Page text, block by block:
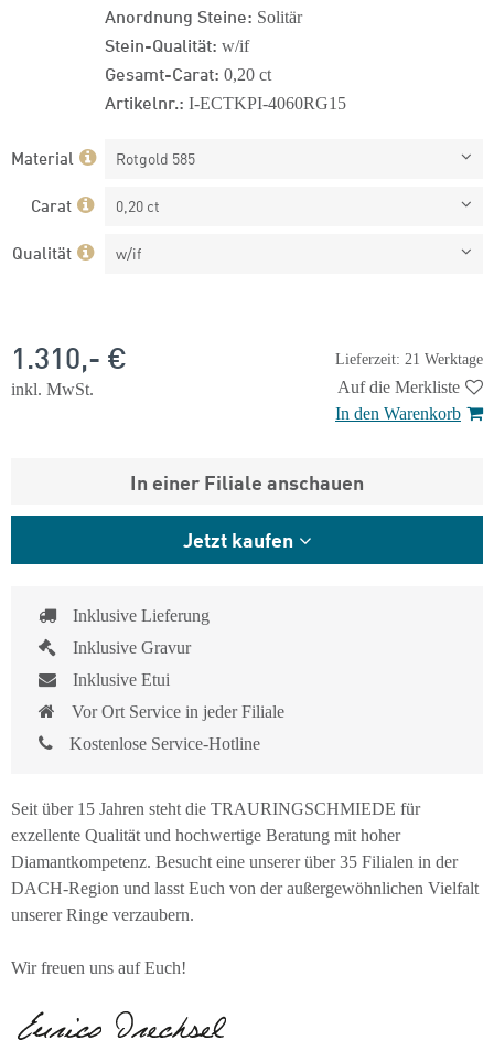
Anordnung Steine: Solitär
Stein-Qualität: w/if
Gesamt-Carat: 0,20 ct
Artikelnr.: I-ECTKPI-4060RG15
Material Rotgold 585
Carat 0,20 ct
Qualität w/if
Lieferzeit: 21 Werktage
1.310,- €
inkl. MwSt.
Auf die Merkliste
In den Warenkorb
In einer Filiale anschauen
Jetzt kaufen
Inklusive Lieferung
Inklusive Gravur
Inklusive Etui
Vor Ort Service in jeder Filiale
Kostenlose Service-Hotline
Seit über 15 Jahren steht die TRAURINGSCHMIEDE für
exzellente Qualität und hochwertige Beratung mit hoher
Diamantkompetenz. Besucht eine unserer über 35 Filialen in der
DACH-Region und lasst Euch von der außergewöhnlichen Vielfalt
unserer Ringe verzaubern.
Wir freuen uns auf Euch!